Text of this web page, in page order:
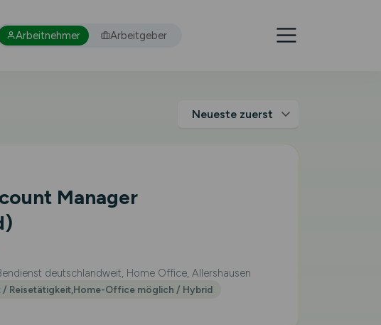
Arbeitnehmer Arbeitgeber
Manager
deutschlandweit, Home Office, Allershausen
/ Reisetätigkeit,Home-Office möglich / Hybrid